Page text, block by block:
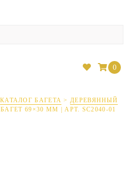
0
КАТАЛОГ БАГЕТА >ДЕРЕВЯННЫЙ
69×30 ММ | АРТ. SC2040-01